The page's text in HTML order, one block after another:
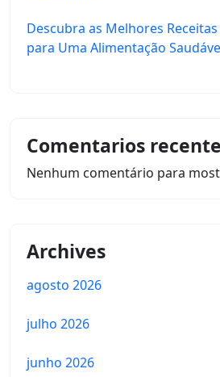
Descubra as Melhores
para Uma Alimentação
Comentarios
Nenhum comentário para
Archives
agosto 2026
julho 2026
junho 2026